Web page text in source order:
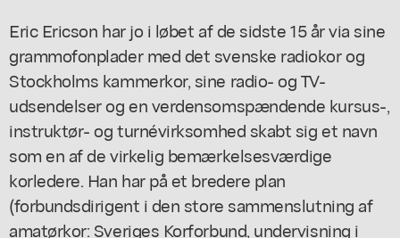
Eric Ericson har jo i løbet af de sidste 15 år via sine
grammofonplader med det svenske radiokor og
Stockholms kammerkor, sine radio- og TV-
udsendelser og en verdensomspændende kursus-,
instruktør- og turnévirksomhed skabt sig et navn
som en af de virkelig bemærkelsesværdige
korledere. Han har på et bredere plan
(forbundsdirigent i den store sammenslutning af
amatørkor: Sveriges Korforbund, undervisning i